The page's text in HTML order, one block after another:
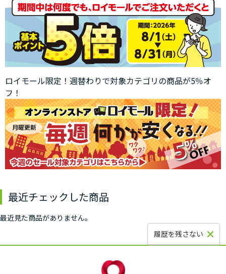
ロイモール限定！週替わりで対象カテゴリの商品が5％オ
フ！
最近チェックした商品
最近見た商品がありません。
履歴を残さない